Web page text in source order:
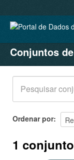
CONJUNTOS
ORGANIZAÇÕES
GRUPOS
SOBRE
Conjuntos
Ordenar por
1